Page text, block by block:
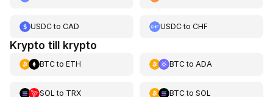
USDCto CAD USDCtoCHF
Krypto till krypto
BTCto ETH BTCto ADA
SOL to TRX BTCto SOL